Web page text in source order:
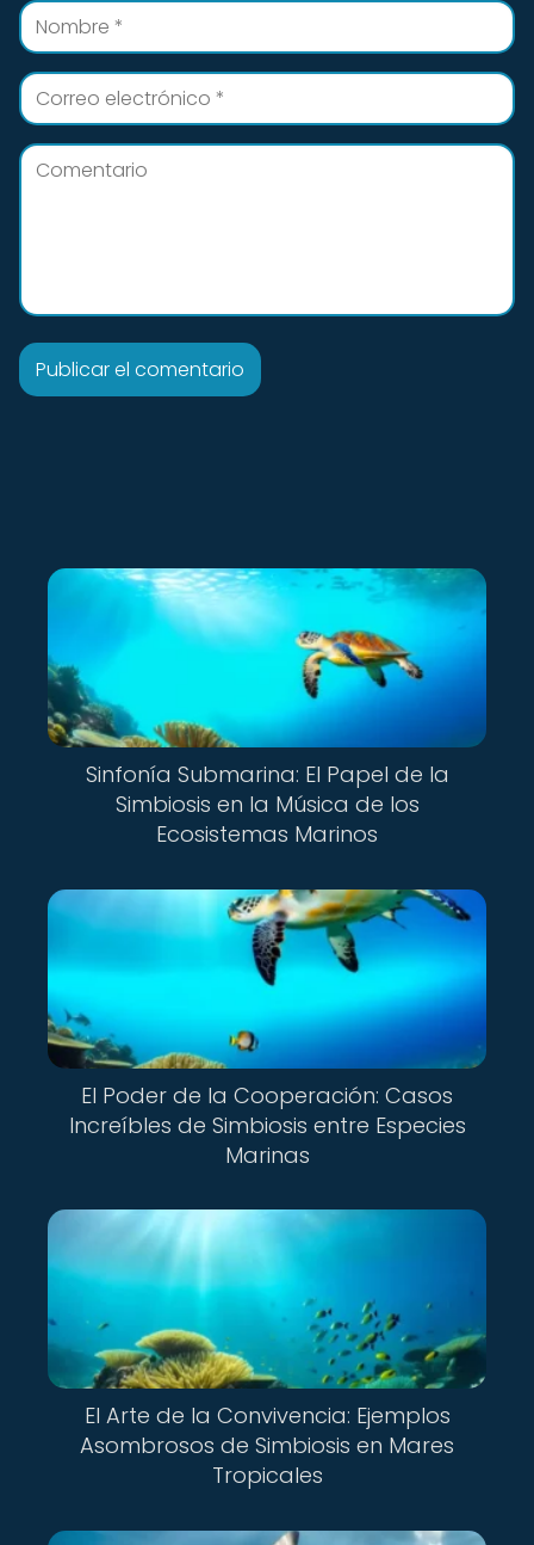
Sinfonía Submarina: El Papel de la
Simbiosis en la Música de los
Ecosistemas Marinos
El Poder de la Cooperación: Casos
Increíbles de Simbiosis entre Especies
Marinas
El Arte de la Convivencia: Ejemplos
Asombrosos de Simbiosis en Mares
Tropicales